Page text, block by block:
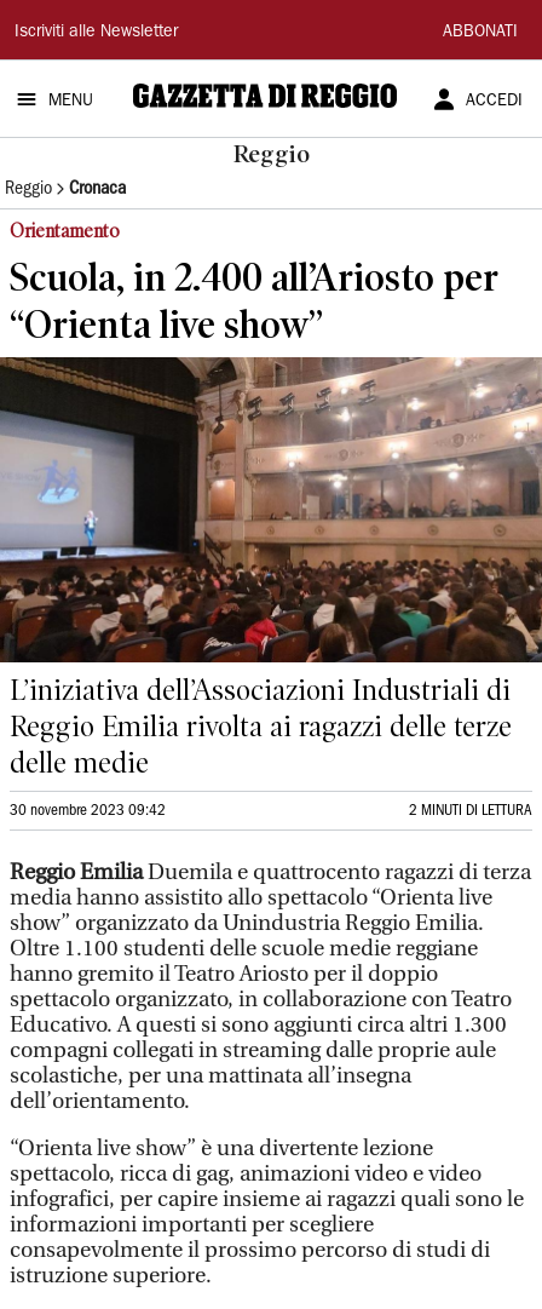
Gazzetta
di
Reggio
Iscriviti alle Newsletter ABBONATI
MENU ACCEDI
Reggio
Reggio Cronaca
Orientamento
Scuola, in 2.400 all’Ariosto per
“Orienta live show”
L’iniziativa dell’Associazioni Industriali di
Reggio Emilia rivolta ai ragazzi delle terze
delle medie
30 novembre 2023 09:42 2 MINUTI DI LETTURA
Reggio EmiliaDuemila e quattrocento ragazzi di terza
media hanno assistito allo spettacolo “Orienta live
show” organizzato da Unindustria Reggio Emilia.
Oltre 1.100 studenti delle scuole medie reggiane
hanno gremito il Teatro Ariosto per il doppio
spettacolo organizzato, in collaborazione con Teatro
Educativo. A questi si sono aggiunti circa altri 1.300
compagni collegati in streaming dalle proprie aule
scolastiche, per una mattinata all’insegna
dell’orientamento.
“Orienta live show” è una divertente lezione
spettacolo, ricca di gag, animazioni video e video
infografici, per capire insieme ai ragazzi quali sono le
informazioni importanti per scegliere
consapevolmente il prossimo percorso di studi di
istruzione superiore.